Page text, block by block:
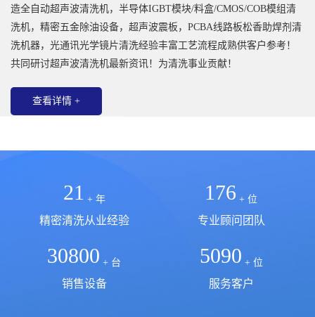
造全自动超声波清洗机，半导体IGBT模块/料盒/CMOS/COB模组清
洗机，精密五金除油设备，超声波震板，PCBA线路板松香助焊剂清
洗机器，光通讯光学镜片清洗经验丰富工艺流程成熟供客户参考！
共同研讨超声波清洗机最新资讯！为清洗事业贡献！
查看详情 +
21 + 年
精密清洗从业经验
176 + 位
专业顾问团队
30800 + 台
销售设备
5090 + 位
服务客户